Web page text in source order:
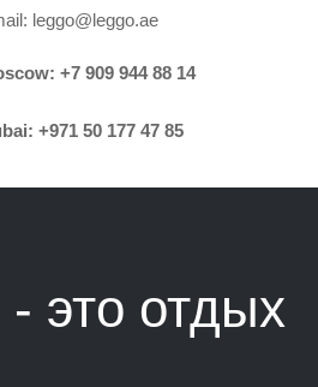
leggo@leggo.ae
+7 909 944 88 14
+971 50 177 47 85
это отдых